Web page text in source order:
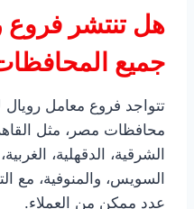
هل تنتشر فروع
جميع
تتواجد فروع معامل
محافظات مصر، مثل
الشرقية، الدقهلية،
السويس، والمنوفية، مع
عدد ممكن من العملاء.